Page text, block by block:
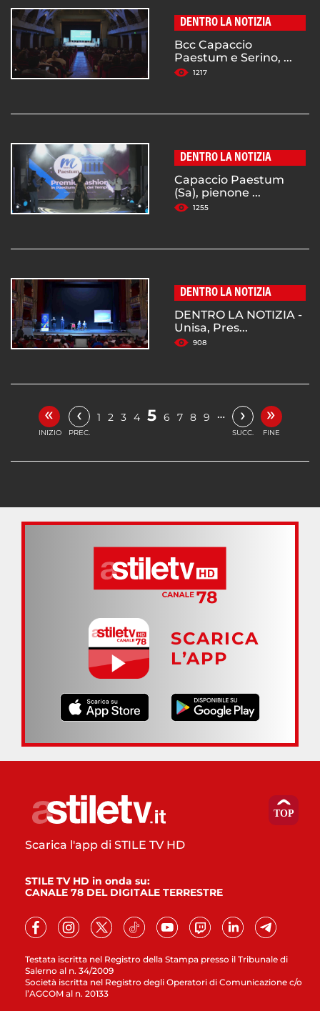
DENTRO LA NOTIZIA
Bcc Capaccio
Paestum e Serino, ...
1217
DENTRO LA NOTIZIA
Capaccio Paestum
(Sa), pienone ...
1255
DENTRO LA NOTIZIA
DENTRO LA NOTIZIA -
Unisa, Pres...
908
«
INIZIO
‹
PREC.
1 2 3 4 5 6 7 8 9 … ›
SUCC.
»
FINE
SCARICA
L’APP
Testata iscritta nel Registro della Stampa presso il Tribunale di
Salerno al n. 34/2009
Società iscritta nel Registro degli Operatori di Comunicazione c/o
l’AGCOM al n. 20133
Scarica l'app di STILE TV HD
STILE TV HD in onda su:
CANALE 78 DEL DIGITALE TERRESTRE